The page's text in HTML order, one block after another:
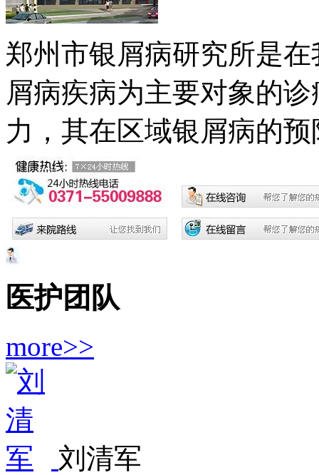
郑州市银屑病研究所是
屑病疾病为主要对象的
力，其在区域银屑病的预
医护团队
more>>
刘清军